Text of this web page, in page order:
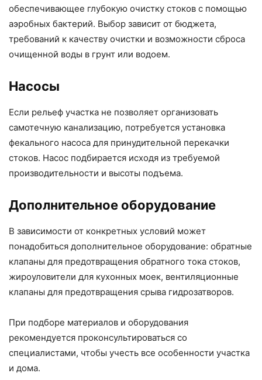
обеспечивающее глубокую очистку стоков с помощью
аэробных бактерий. Выбор зависит от бюджета,
требований к качеству очистки и возможности сброса
очищенной воды в грунт или водоем.
Насосы
Если рельеф участка не позволяет организовать
самотечную канализацию, потребуется установка
фекального насоса для принудительной перекачки
стоков. Насос подбирается исходя из требуемой
производительности и высоты подъема.
Дополнительное оборудование
В зависимости от конкретных условий может
понадобиться дополнительное оборудование: обратные
клапаны для предотвращения обратного тока стоков,
жироуловители для кухонных моек, вентиляционные
клапаны для предотвращения срыва гидрозатворов.
При подборе материалов и оборудования
рекомендуется проконсультироваться со
специалистами, чтобы учесть все особенности участка
и дома.